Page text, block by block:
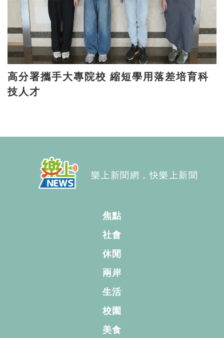
高分署攜手大專院校 縮短學用落差培育科
技人才
樂上新聞網，快樂上新聞
焦點
社會
休閒
兩岸
生活
校園
美食